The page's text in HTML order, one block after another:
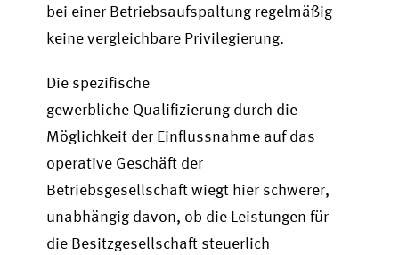
bei einer Betriebsaufspaltung regelmäßig
keine vergleichbare Privilegierung.
Die spezifische
gewerbliche Qualifizierung durch die
Möglichkeit der Einflussnahme auf das
operative Geschäft der
Betriebsgesellschaft wiegt hier schwerer,
unabhängig davon, ob die Leistungen für
die Besitzgesellschaft steuerlich